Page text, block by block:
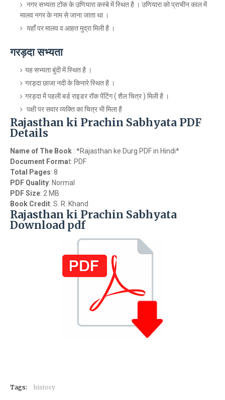
नगर सभ्यता टोंक के उणियारा कस्बे में स्थित है । उणियारा को प्राचीन काल में
मालव नगर के नाम से जाना जाता था ।
यहाँ पर मालव व आहत मुद्रा मिली है ।
गरड़दा सभ्यता
यह सभ्यता बुंदी में स्थित है ।
गरड़दा छाजा नदी के किनारे स्थित है ।
गरड़दा में पहली बर्ड राइडर रॉक पेंटिंग ( शैल चित्र ) मिली है ।
पक्षी पर सवार व्यक्ति का चित्र भी मिला है
Rajasthan ki Prachin Sabhyata PDF
Details
Name of The Book : *Rajasthan ke Durg PDF in Hindi*
Document Format: PDF
Total Pages: 8
PDF Quality: Normal
PDF Size: 2 MB
Book Credit: S. R. Khand
Rajasthan ki Prachin Sabhyata
Download pdf
Tags: history